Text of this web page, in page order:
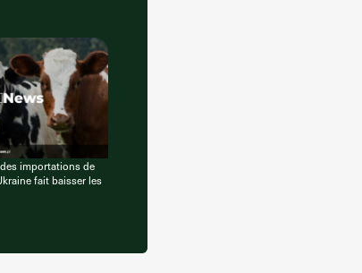
importations de
fait baisser les